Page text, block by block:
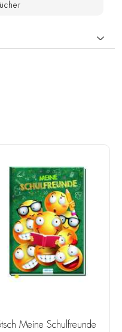
Meine Schulfreunde